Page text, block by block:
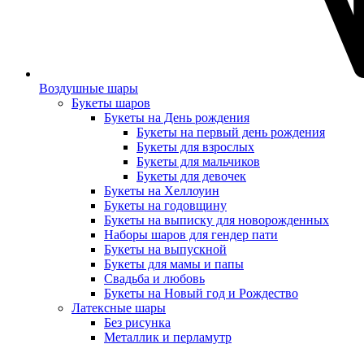
Воздушные шары
Букеты шаров
Букеты на День рождения
Букеты на первый день рождения
Букеты для взрослых
Букеты для мальчиков
Букеты для девочек
Букеты на Хеллоуин
Букеты на годовщину
Букеты на выписку для новорожденных
Наборы шаров для гендер пати
Букеты на выпускной
Букеты для мамы и папы
Свадьба и любовь
Букеты на Новый год и Рождество
Латексные шары
Без рисунка
Металлик и перламутр